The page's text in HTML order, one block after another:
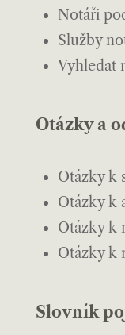
Notáři
Služby
Vyhledat
Otázky a
Otázky k
Otázky k
Otázky k
Otázky k
Slovník